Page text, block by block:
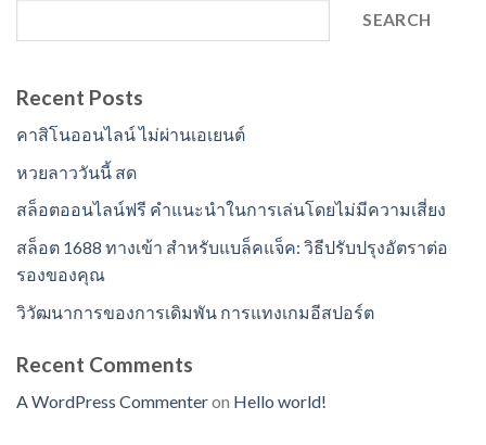
SEARCH
Recent Posts
คาสิโนออนไลน์ ไม่ผ่านเอเยนต์
หวยลาววันนี้ สด
สล็อตออนไลน์ฟรี คำแนะนำในการเล่นโดยไม่มีความเสี่ยง
สล็อต 1688 ทางเข้า สำหรับแบล็คแจ็ค: วิธีปรับปรุงอัตราต่อ
รองของคุณ
วิวัฒนาการของการเดิมพัน การแทงเกมอีสปอร์ต
Recent Comments
A WordPress Commenteron Hello world!